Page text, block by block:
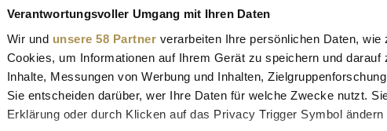
Verantwortungsvoller Umgang mit Ihren Daten
Wir und unsere 58 Partner verarbeiten Ihre persönlichen Daten,
Cookies, um Informationen auf Ihrem Gerät zu speichern und
Inhalte, Messungen von Werbung und Inhalten,
Sie entscheiden darüber, wer Ihre Daten für welche Zwecke nutzt.
Erklärung oder durch Klicken auf das Privacy Trigger Symbol ändern